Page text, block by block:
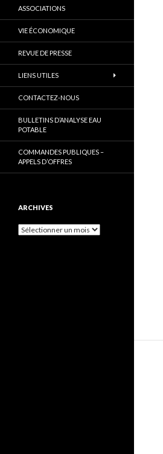
ASSOCIATIONS
VIE ÉCONOMIQUE
REVUE DE PRESSE
LIENS UTILES
CONTACTEZ-NOUS
BULLETINS D’ANALYSE EAU
POTABLE
COMMANDES PUBLIQUES –
APPELS D’OFFRES
ARCHIVES
Archives